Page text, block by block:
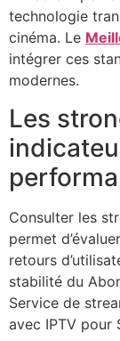
technologie
cinéma. Le
intégrer ces
modernes.
Les
Consulter les
permet
retours
stabilité du
Service de
avec IPTV pour